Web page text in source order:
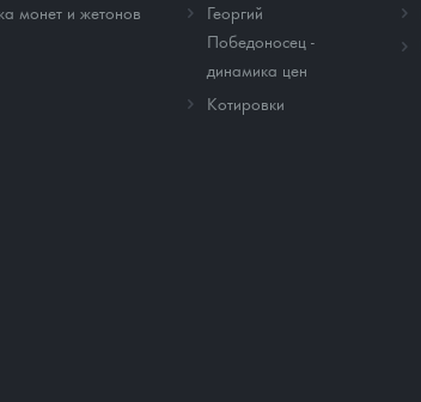
монет и жетонов
Георгий
Победоносец -
динамика цен
Котировки